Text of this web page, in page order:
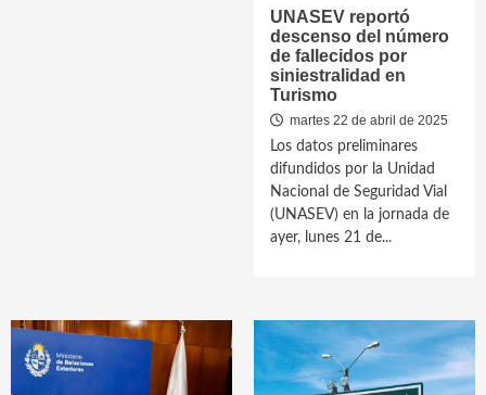
UNASEV reportó
descenso del número
de fallecidos por
siniestralidad en
Turismo
martes 22 de abril de 2025
Los datos preliminares
difundidos por la Unidad
Nacional de Seguridad Vial
(UNASEV) en la jornada de
ayer, lunes 21 de...